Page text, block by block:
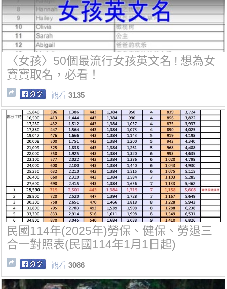
〈女孩〉50個最流行女孩英文名 ! 想為女
寶寶取名，必看！
觀看 3135
民國114年(2025年)勞保、健保、勞退三
合一對照表(民國114年1月1日起)
觀看 3086